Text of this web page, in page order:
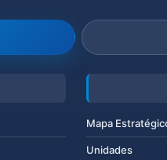
Mapa
Unidades